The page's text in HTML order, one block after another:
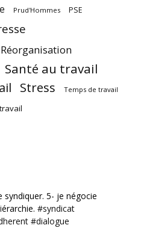
Prud'Hommes PSE
Réorganisation
Santé au travail
Stress Temps de travail
syndiquer. 5- je négocie
#syndicat
#dialogue